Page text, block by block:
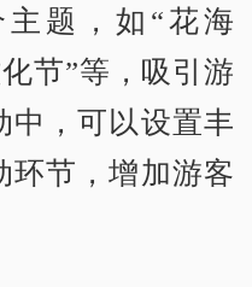
题，如“花海
节”等，吸引游
中，可以设置丰
环节，增加游客